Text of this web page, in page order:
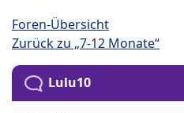
Foren-Übersicht
Zurück zu „7-12 Monate“
Lulu10